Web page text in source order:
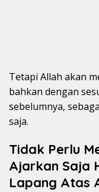
Tetapi Allah akan
bahkan dengan
sebelumnya,
saja.
Tidak Perlu
Ajarkan Saja
Lapang Atas